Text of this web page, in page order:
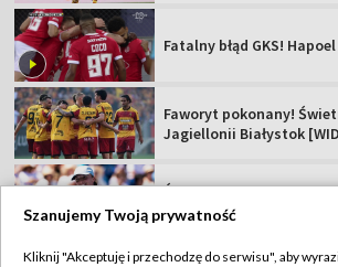
Szanujemy Twoją prywatność
Kliknij "Akceptuję i przechodzę do serwisu", aby